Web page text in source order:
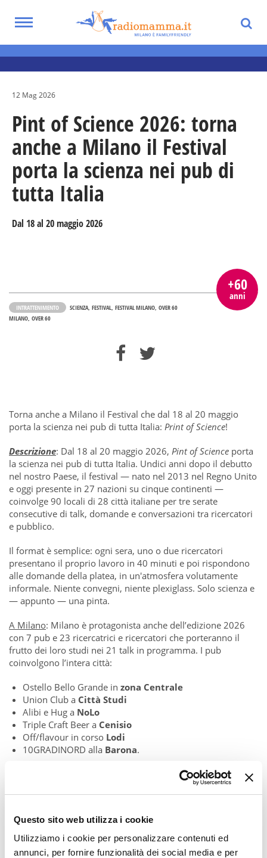
Questo sito web utilizza i cookie
Utilizziamo i cookie per personalizzare contenuti ed
annunci, per fornire funzionalità dei social media e per
main
Toggle
Eventi per bambini, ragazzi e adolescenti
nella Città Metropolitana di Milano
12 Mag 2026
Pint of Science 2026: torna
anche a Milano il Festival
porta la scienza nei pub di
tutta Italia
Dal 18 al 20 maggio2026
+60
anni
INTRATTENIMENTO SCIENZA FESTIVAL FESTIVAL MILANO OVER 60
MILANO OVER 60
Torna anche a Milano il Festival che dal 18 al 20 maggio
porta la scienza nei pub di tutta Italia: Print of Science!
Descrizione: Dal 18 al 20 maggio 2026, Pint of Science porta
la scienza nei pub di tutta Italia. Undici anni dopo il debutto
nel nostro Paese, il festival — nato nel 2013 nel Regno Unito
e oggi presente in 27 nazioni su cinque continenti —
coinvolge 90 locali di 28 città italiane per tre serate
consecutive di talk, domande e conversazioni tra ricercatori
e pubblico.
Il format è semplice: ogni sera, uno o due ricercatori
presentano il proprio lavoro in 40 minuti e poi rispondono
alle domande della platea, in un'atmosfera volutamente
informale. Niente convegni, niente plexiglass. Solo scienza e
— appunto — una pinta.
A Milano: Milano è protagonista anche dell’edizione 2026
con 7 pub e 23 ricercatrici e ricercatori che porteranno il
frutto dei loro studi nei 21 talk in programma. I pub
coinvolgono l’intera città:
Ostello Bello Grande in zona Centrale
Union Club a Città Studi
Alibi e Hug a NoLo
Triple Craft Beer a Cenisio
Off/flavour in corso Lodi
10GRADINORD alla Barona.
CLICCA QUI
🕗18-20 maggio 2026
📷Pic by Tara Winsteadon Pexels